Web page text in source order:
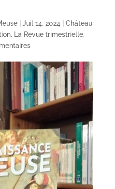
| Juil 14, 2024
Château
, La Revue trimestrielle,